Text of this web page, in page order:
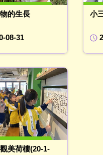
的生長
08-31
小
美荷樓(20-1-